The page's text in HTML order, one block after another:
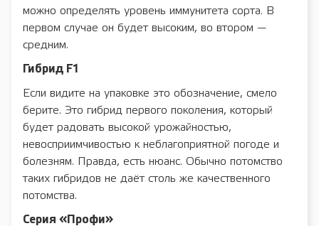
можно определять уровень иммунитета сорта. В
первом случае он будет высоким, во втором —
средним.
Гибрид F1
Если видите на упаковке это обозначение, смело
берите. Это гибрид первого поколения, который
будет радовать высокой урожайностью,
невосприимчивостью к неблагоприятной погоде и
болезням. Правда, есть нюанс. Обычно потомство
таких гибридов не даёт столь же качественного
потомства.
Серия «Профи»